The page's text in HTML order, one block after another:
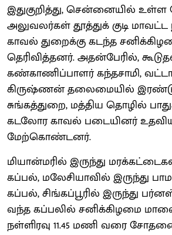
இதுகுறித்து, சென்னையில் உள்ள
அலுவலர்கள் தூத்துக் குடி மாவட்ட
காவல் துறைக்கு கடந்த
தெரிவித்தனர். அதன்பேரில்,
கண்காணிப்பாளர் கந்தசாமி,
கிருஷ்ணன் தலைமையில் இரண்டு
சுங்கத்துறை, மத்திய தொழில்
கடலோர காவல் படையினர்
மேற்கொண்டனர்.
மியான்மரில் இருந்து
கப்பல், மலேசியாவில் இருந்து
கப்பல், சிங்கப்பூரில் இருந்து
வந்த கப்பலில் சனிக்கிழமை
நள்ளிரவு 11.45 மணி வரை